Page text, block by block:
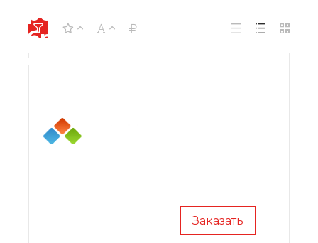
средних и дошкольных
образовательных
Заказать